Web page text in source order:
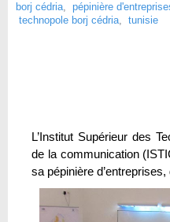
borj cédria, pépinière
technopole borj cédria, tunisie
L’Institut Supérieur des
de la communication
sa pépinière